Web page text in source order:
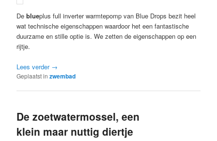
Deblueplus full inverter warmtepomp van Blue Drops bezit heel
wat technische eigenschappen waardoor het een fantastische
duurzame en stille optie is. We zetten de eigenschappen op een
rijtje.
Lees verder →
Geplaatst in zwembad
De zoetwatermossel, een
klein maar nuttig diertje